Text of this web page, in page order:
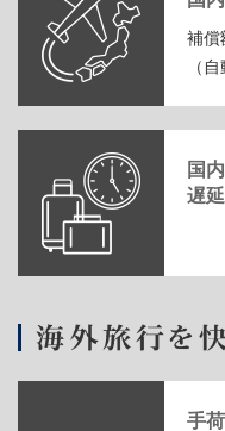
補償
（
国
遅
手